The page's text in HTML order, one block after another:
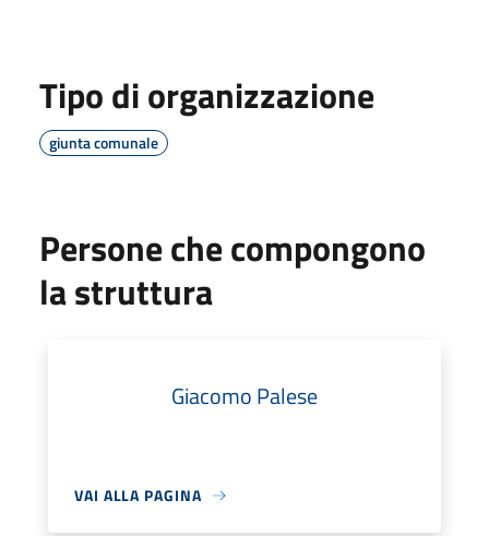
Tipo di organizzazione
giunta comunale
Persone che compongono
la struttura
Giacomo Palese
VAI ALLA PAGINA